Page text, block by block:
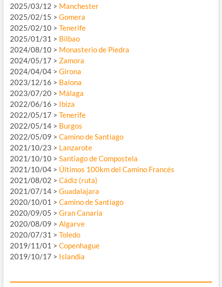
2025/03/12 > Manchester
2025/02/15 > Gomera
2025/02/10 > Tenerife
2025/01/31 > Bilbao
2024/08/10 > Monasterio de Piedra
2024/05/17 > Zamora
2024/04/04 > Girona
2023/12/16 > Baiona
2023/07/20 > Málaga
2022/06/16 > Ibiza
2022/05/17 > Tenerife
2022/05/14 > Burgos
2022/05/09 > Camino de Santiago
2021/10/23 > Lanzarote
2021/10/10 > Santiago de Compostela
2021/10/04 > Últimos 100km del Camino Francés
2021/08/02 > Cádiz (ruta)
2021/07/14 > Guadalajara
2020/10/01 > Camino de Santiago
2020/09/05 > Gran Canaria
2020/08/09 > Algarve
2020/07/31 > Toledo
2019/11/01 > Copenhague
2019/10/17 > Islandia